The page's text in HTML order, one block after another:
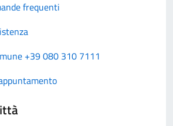
frequenti
+39 080 310 7111